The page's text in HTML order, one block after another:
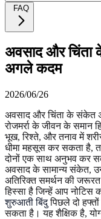
FAQ
अवसाद और चिंता
अगले कदम
2026/06/26
अवसाद और चिंता के संकेत
रोजमर्रा के जीवन के समान
भूख, रिश्ते, और तनाव में
धीमा महसूस कर सकता है,
दोनों एक साथ अनुभव कर
अवसाद के सामान्य संकेत,
अतिरिक्त समर्थन की जरूरत
हिस्सा है जिन्हें आप नोटिस
शुरुआती बिंदुपिछले दो
सकता है। यह शैक्षिक है,